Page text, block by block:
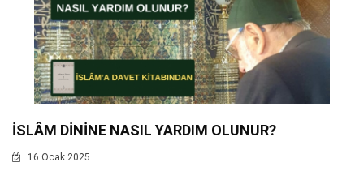
İSLÂM DİNİNE NASIL YARDIM OLUNUR?
16 Ocak 2025